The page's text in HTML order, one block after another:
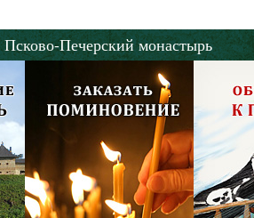
Псково-Печерский монастырь